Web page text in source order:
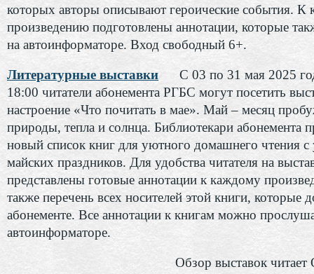
которых авторы описывают героические события. К
произведению подготовлены аннотации, которые
на автоинформаторе. Вход свободный 6+.
Литературные выставки
С 03 по 31 мая 2025
18:00 читатели абонемента РГБС могут посетить
настроение «Что почитать в мае». Май – месяц
природы, тепла и солнца. Библиотекари абонемента
новый список книг для уютного домашнего чтения с
майских праздников. Для удобства читателя на
представлены готовые аннотации к каждому
также перечень всех носителей этой книги, которые
абонементе. Все аннотации к книгам можно
автоинформаторе.
Обзор выставок читает